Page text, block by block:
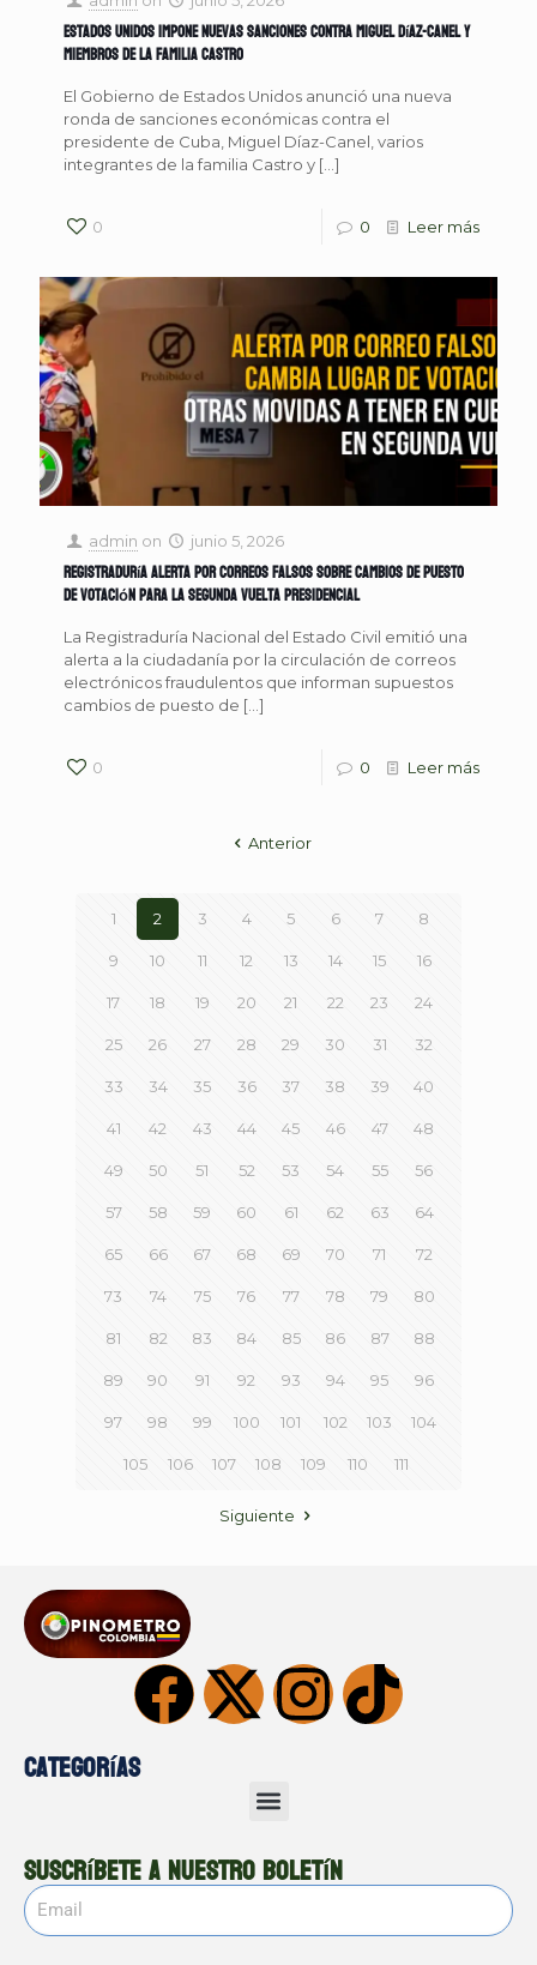
Estados Unidos impone nuevas sanciones contra Miguel Díaz-Canel y
miembros de la familia Castro
El Gobierno de Estados Unidos anunció una nueva
ronda de sanciones económicas contra el
presidente de Cuba, Miguel Díaz-Canel, varios
integrantes de la familia Castro y […]
0 0 Leer más
admin on junio 5, 2026
Registraduría alerta por correos falsos sobre cambios de puesto
de votación para la segunda vuelta presidencial
La Registraduría Nacional del Estado Civil emitió una
alerta a la ciudadanía por la circulación de correos
electrónicos fraudulentos que informan supuestos
cambios de puesto de […]
0 0 Leer más
Anterior
1 2 3 4 5 6 7 8
9 10 11 12 13 14 15 16
17 18 19 20 21 22 23 24
25 26 27 28 29 30 31 32
33 34 35 36 37 38 39 40
41 42 43 44 45 46 47 48
49 50 51 52 53 54 55 56
57 58 59 60 61 62 63 64
65 66 67 68 69 70 71 72
73 74 75 76 77 78 79 80
81 82 83 84 85 86 87 88
89 90 91 92 93 94 95 96
97 98 99 100 101 102 103 104
105 106 107 108 109 110 111
Siguiente
Categorías
Suscríbete a nuestro boletín